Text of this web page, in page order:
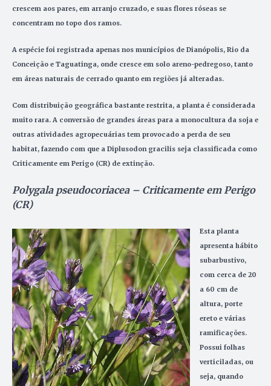
crescem aos pares, em arranjo cruzado, e suas flores róseas se
concentram no topo dos ramos.
A espécie foi registrada apenas nos municípios de Dianópolis, Rio da
Conceição e Taguatinga, onde cresce em solo areno-pedregoso, tanto
em áreas naturais de cerrado quanto em regiões já alteradas.
Com distribuição geográfica bastante restrita, a planta é considerada
muito rara. A conversão de grandes áreas para a monocultura da soja e
outras atividades agropecuárias tem provocado a perda de seu
habitat, fazendo com que a Diplusodon gracilis seja classificada como
Criticamente em Perigo (CR) de extinção.
Polygala pseudocoriacea – Criticamente em Perigo
(CR)
Esta planta
apresenta hábito
subarbustivo,
com cerca de 20
a 60 cm de
altura, porte
ereto e várias
ramificações.
Possui folhas
verticiladas, ou
seja, quando